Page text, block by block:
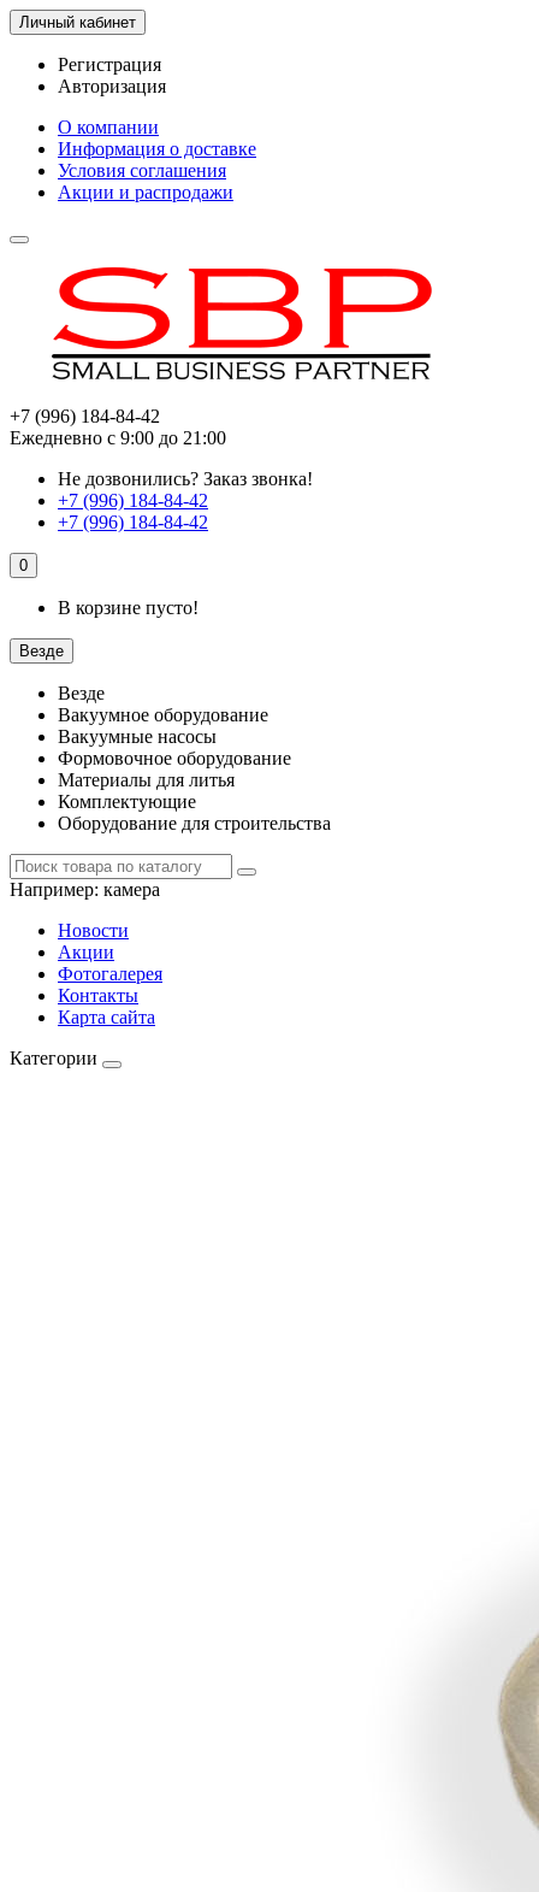
Личный кабинет
Регистрация
Авторизация
О компании
Информация о доставке
Условия соглашения
Акции и распродажи
+7 (996) 184-84-42
Ежедневно с 9:00 до 21:00
Не дозвонились? Заказ звонка!
+7 (996) 184-84-42
+7 (996) 184-84-42
0
В корзине пусто!
Везде
Везде
Вакуумное оборудование
Вакуумные насосы
Формовочное оборудование
Материалы для литья
Комплектующие
Оборудование для строительства
Например: камера
Новости
Акции
Фотогалерея
Контакты
Карта сайта
Категории